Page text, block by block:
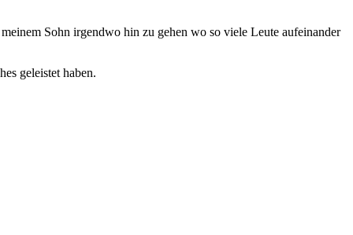
Sohn irgendwo hin zu gehen wo so viele Leute aufeinander
geleistet haben.